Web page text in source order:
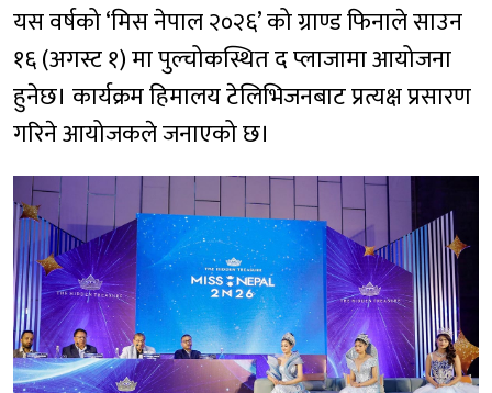
यस वर्षको ‘मिस नेपाल २०२६’ को ग्राण्ड फिनाले साउन
१६ (अगस्ट १) मा पुल्चोकस्थित द प्लाजामा आयोजना
हुनेछ। कार्यक्रम हिमालय टेलिभिजनबाट प्रत्यक्ष प्रसारण
गरिने आयोजकले जनाएको छ।